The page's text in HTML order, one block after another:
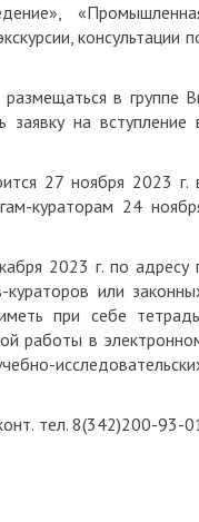
консультации
в группе
заявку на вступление
27 ноября 2023 г.
кураторам 24
2023 г. по адресу
или
при себе
работы в
тел. 8(342)200-93-